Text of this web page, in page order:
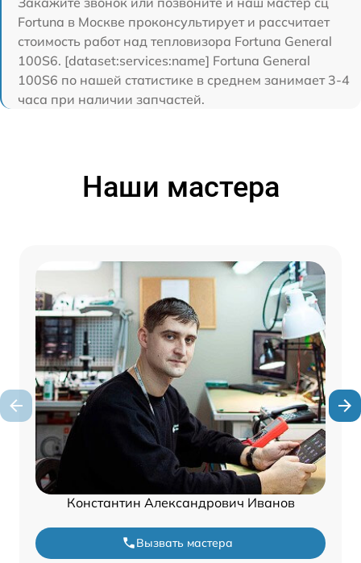
Fortuna в Москве проконсультирует и рассчитает
стоимость работ над тепловизора Fortuna General
100S6. [dataset:services:name] Fortuna General
100S6 по нашей статистике в среднем занимает 3-4
часа при наличии запчастей.
Наши мастера
Константин Александрович Иванов
Вызвать мастера